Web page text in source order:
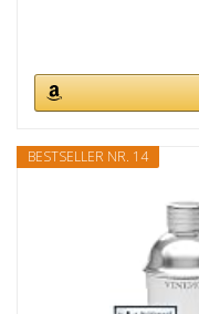
BESTSELLER NR. 14